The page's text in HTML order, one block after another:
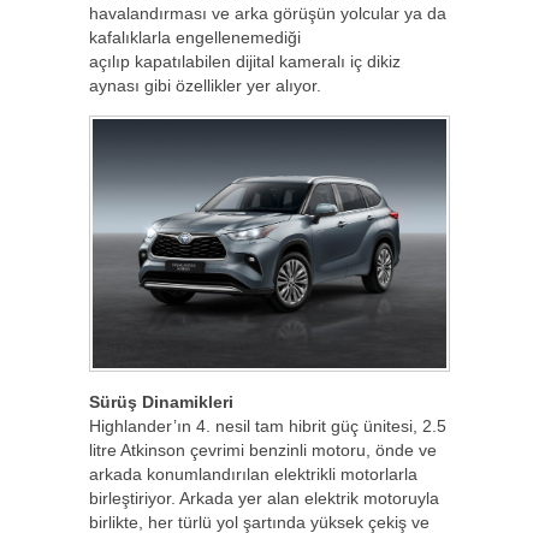
havalandırması ve arka görüşün yolcular ya da
kafalıklarla engellenemediği
açılıp kapatılabilen dijital kameralı iç dikiz
aynası gibi özellikler yer alıyor.
Sürüş Dinamikleri
Highlander’ın 4. nesil tam hibrit güç ünitesi, 2.5
litre Atkinson çevrimi benzinli motoru, önde ve
arkada konumlandırılan elektrikli motorlarla
birleştiriyor. Arkada yer alan elektrik motoruyla
birlikte, her türlü yol şartında yüksek çekiş ve